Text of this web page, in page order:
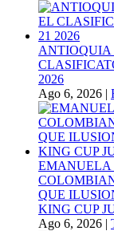
ANTIOQUIA
2026
Ago 6, 2026 |
EMANUELA
QUE
KING CUP
Ago 6, 2026 |